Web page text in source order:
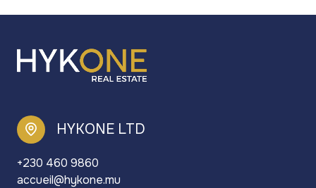
HYKONE LTD
+230 460 9860
accueil@hykone.mu